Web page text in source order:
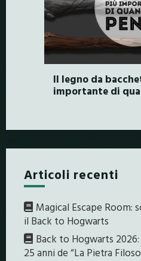
Il legno da
importante di
Articoli recenti
Magical Escape Room:
il Back to Hogwarts
Back to Hogwarts
25 anni de “La Pietra